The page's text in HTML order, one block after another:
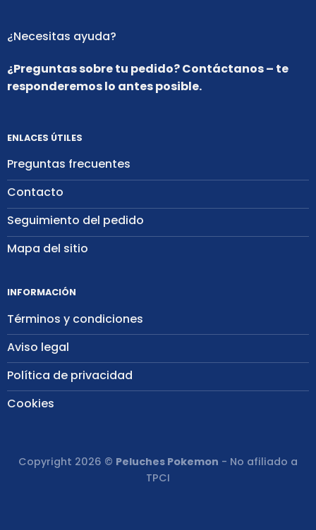
ENLACES ÚTILES
Preguntas frecuentes
Contacto
Seguimiento del pedido
Mapa del sitio
INFORMACIÓN
Términos y condiciones
Aviso legal
Política de privacidad
Cookies
¿Necesitas ayuda?
¿Preguntas sobre tu pedido? Contáctanos – te
responderemos lo antes posible.
Copyright 2026 © Peluches Pokemon - No afiliado a
TPCI